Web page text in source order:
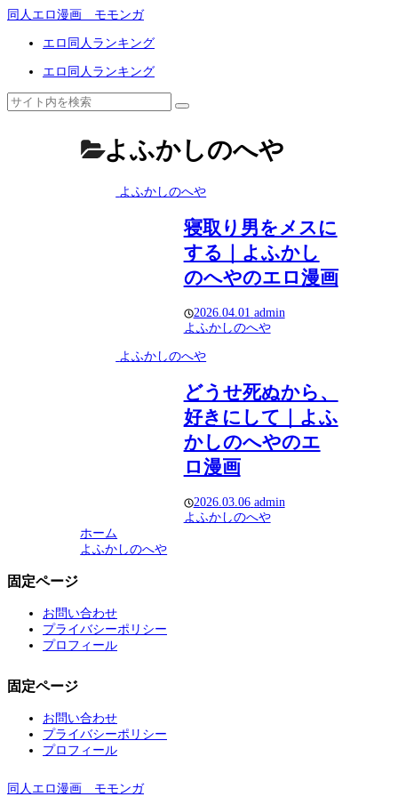
同人エロ漫画 モモンガ
エロ同人ランキング
エロ同人ランキング
よふかしのへや
よふかしのへや
寝取り男をメスに
する｜よふかし
のへやのエロ漫画
2026.04.01 admin
よふかしのへや
よふかしのへや
どうせ死ぬから、
好きにして｜よふ
かしのへやのエ
ロ漫画
2026.03.06 admin
よふかしのへや
ホーム
よふかしのへや
固定ページ
お問い合わせ
プライバシーポリシー
プロフィール
固定ページ
お問い合わせ
プライバシーポリシー
プロフィール
同人エロ漫画 モモンガ